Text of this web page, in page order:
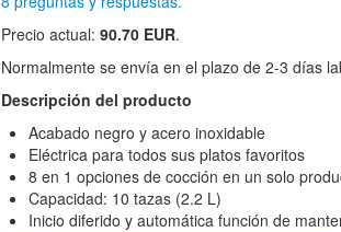
Precio actual: 90.70 EUR.
Normalmente se envía en el plazo de 2-3 días
Descripción del producto
Acabado negro y acero inoxidable
Eléctrica para todos sus platos favoritos
8 en 1 opciones de cocción en un solo
Capacidad: 10 tazas (2.2 L)
Inicio diferido y automática función de